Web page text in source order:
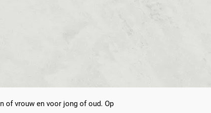
of vrouw en voor jong of oud. Op